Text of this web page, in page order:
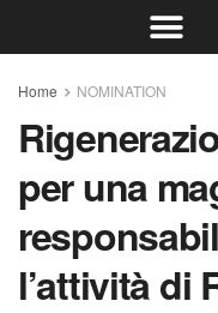
Home NOMINATION
per una
l’attività di